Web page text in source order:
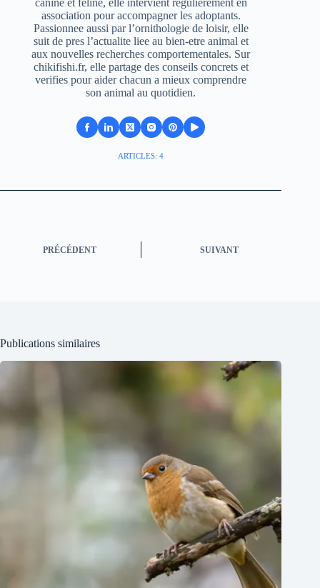
association pour accompagner les adoptants.
Passionnee aussi par l’ornithologie de loisir, elle
suit de pres l’actualite liee au bien-etre animal et
aux nouvelles recherches comportementales. Sur
chikifishi.fr, elle partage des conseils concrets et
verifies pour aider chacun a mieux comprendre
son animal au quotidien.
ARTICLES: 4
PRÉCÉDENT SUIVANT
Publications similaires